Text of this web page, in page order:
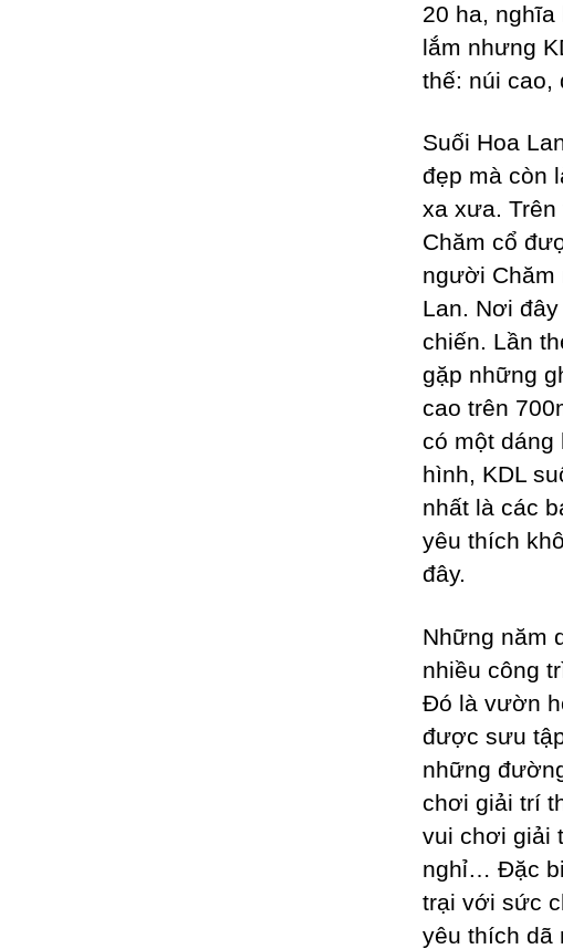
20 ha, nghĩa
lắm nhưng
thế: núi cao,
Suối Hoa
đẹp mà còn
xa xưa.
Chăm cổ
người Chăm
Lan. Nơi
chiến. Lần
gặp những
cao trên
có một
hình, KDL
nhất là các
yêu thích
đây.
Những năm
nhiều công
Đó là vườn
được sưu
những
chơi giải trí
vui chơi giải
nghỉ… Đặc
trại với sức
yêu thích dã